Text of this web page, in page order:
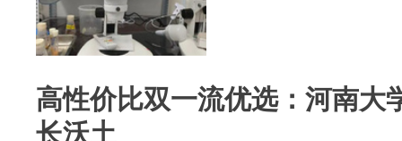
高性价比双一流优选：河南大
长沃土